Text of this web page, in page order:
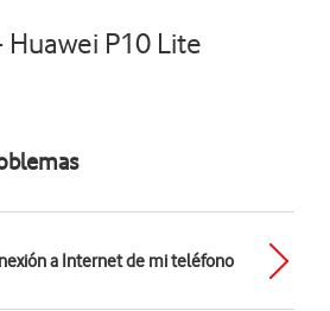
P10 Lite
a Internet de mi teléfono